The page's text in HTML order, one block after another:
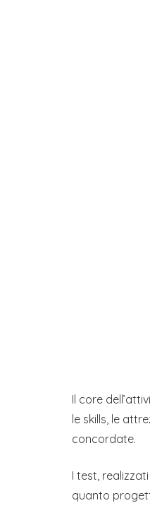
Il core
le skills, le
concordate.
I test,
quanto